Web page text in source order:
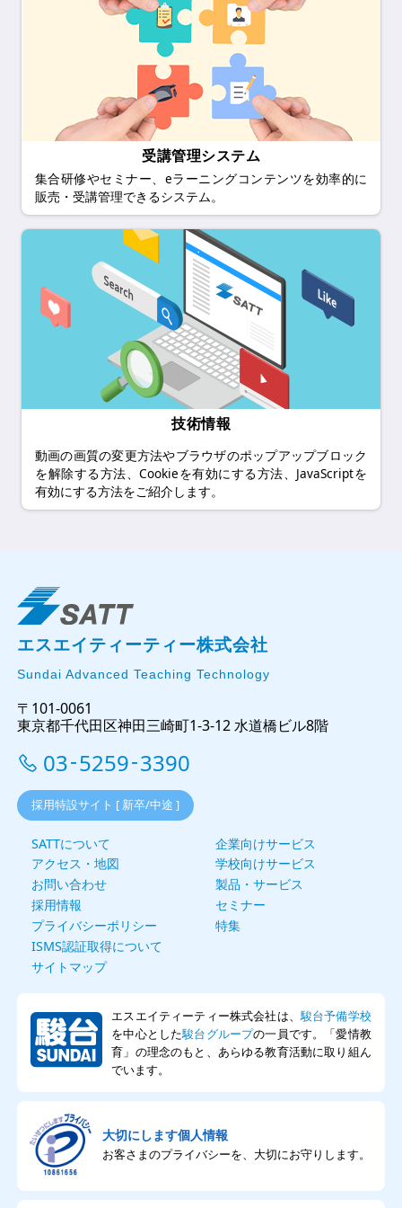
受講管理システム
集合研修やセミナー、eラーニングコンテンツを効率的に
販売・受講管理できるシステム。
技術情報
動画の画質の変更方法やブラウザのポップアップブロック
を解除する方法、Cookieを有効にする方法、JavaScriptを
有効にする方法をご紹介します。
エスエイティーティー株式会社
Sundai Advanced Teaching Technology
〒101-0061
東京都千代田区神田三崎町1-3-12 水道橋ビル8階
03-5259-3390
採用特設サイト [ 新卒/中途 ]
SATTについて
アクセス・地図
お問い合わせ
採用情報
プライバシーポリシー
ISMS認証取得について
サイトマップ
企業向けサービス
学校向けサービス
製品・サービス
セミナー
特集
エスエイティーティー株式会社は、駿台予備学校
を中心とした駿台グループの一員です。「愛情教
育」の理念のもと、あらゆる教育活動に取り組ん
でいます。
大切にします個人情報
お客さまのプライバシーを、大切にお守りします。